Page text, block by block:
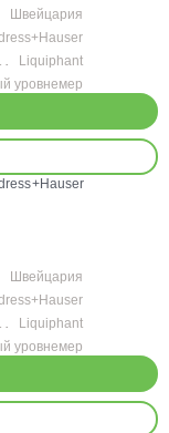
Швейцария
Liquiphant
уровнемер
Швейцария
Liquiphant
уровнемер